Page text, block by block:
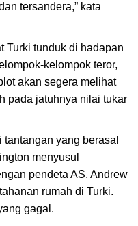
tersandera,” kata
Turki tunduk di hadapan
kelompok teror,
akan segera melihat
pada jatuhnya nilai tukar
yang berasal
menyusul
pendeta AS, Andrew
rumah di Turki.
gagal.